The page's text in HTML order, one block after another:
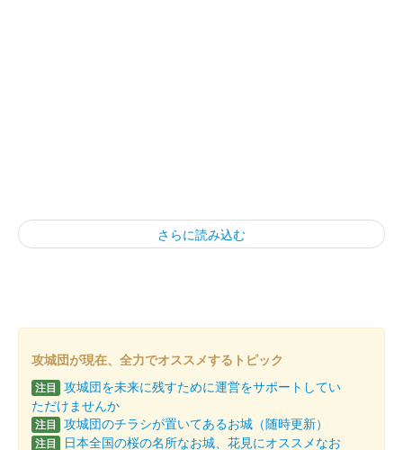
さらに読み込む
攻城団が現在、全力でオススメするトピック
注目 攻城団を未来に残すために運営をサポートしてい
ただけませんか
注目 攻城団のチラシが置いてあるお城（随時更新）
注目 日本全国の桜の名所なお城、花見にオススメなお